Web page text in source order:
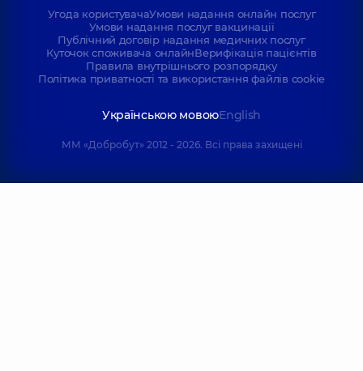
Угода користувачаУмови надання онлайн послуг
Умови надання послуг вакцинації
Публічний договір надання медичних послуг
Куточок споживача онлайнВерифікація пацієнтів
Правила внутрішнього розпорядку
Політика приватності та використання файлів cookie
Українською мовоюEnglish
ММ «Добробут» 2012 - 2026. Всі права захищені